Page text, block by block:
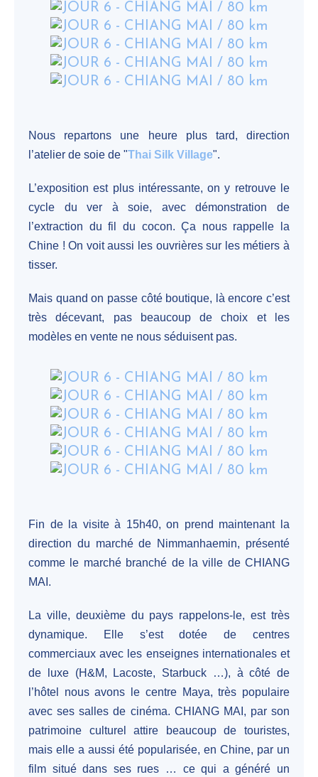
Nous repartons une heure plus tard, direction
l’atelier de soie de "Thai Silk Village".
L’exposition est plus intéressante, on y retrouve le
cycle du ver à soie, avec démonstration de
l’extraction du fil du cocon. Ça nous rappelle la
Chine ! On voit aussi les ouvrières sur les métiers à
tisser.
Mais quand on passe côté boutique, là encore c’est
très décevant, pas beaucoup de choix et les
modèles en vente ne nous séduisent pas.
Fin de la visite à 15h40, on prend maintenant la
direction du marché de Nimmanhaemin, présenté
comme le marché branché de la ville de CHIANG
MAI.
La ville, deuxième du pays rappelons-le, est très
dynamique. Elle s’est dotée de centres
commerciaux avec les enseignes internationales et
de luxe (H&M, Lacoste, Starbuck …), à côté de
l’hôtel nous avons le centre Maya, très populaire
avec ses salles de cinéma. CHIANG MAI, par son
patrimoine culturel attire beaucoup de touristes,
mais elle a aussi été popularisée, en Chine, par un
film situé dans ses rues … ce qui a généré un